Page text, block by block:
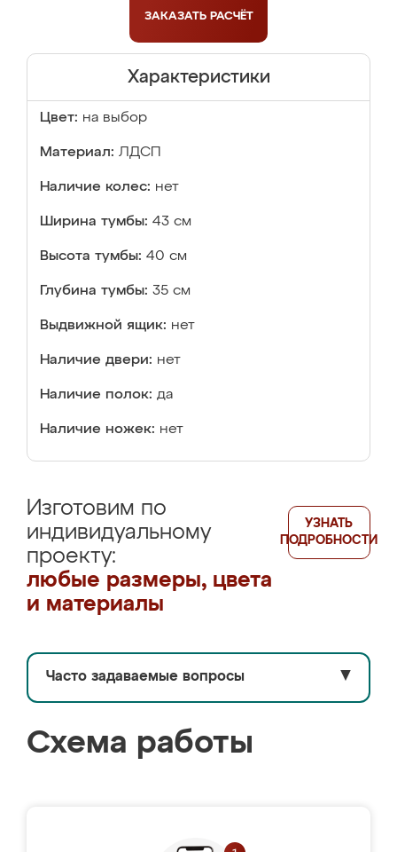
ЗАКАЗАТЬ РАСЧЁТ
Характеристики
Цвет: на выбор
Материал: ЛДСП
Наличие колес: нет
Ширина тумбы: 43 см
Высота тумбы: 40 см
Глубина тумбы: 35 см
Выдвижной ящик: нет
Наличие двери: нет
Наличие полок: да
Наличие ножек: нет
Изготовим по
индивидуальному
проекту:
любые размеры, цвета
и материалы
УЗНАТЬ
ПОДРОБНОСТИ
Часто задаваемые вопросы ▼
Схема работы